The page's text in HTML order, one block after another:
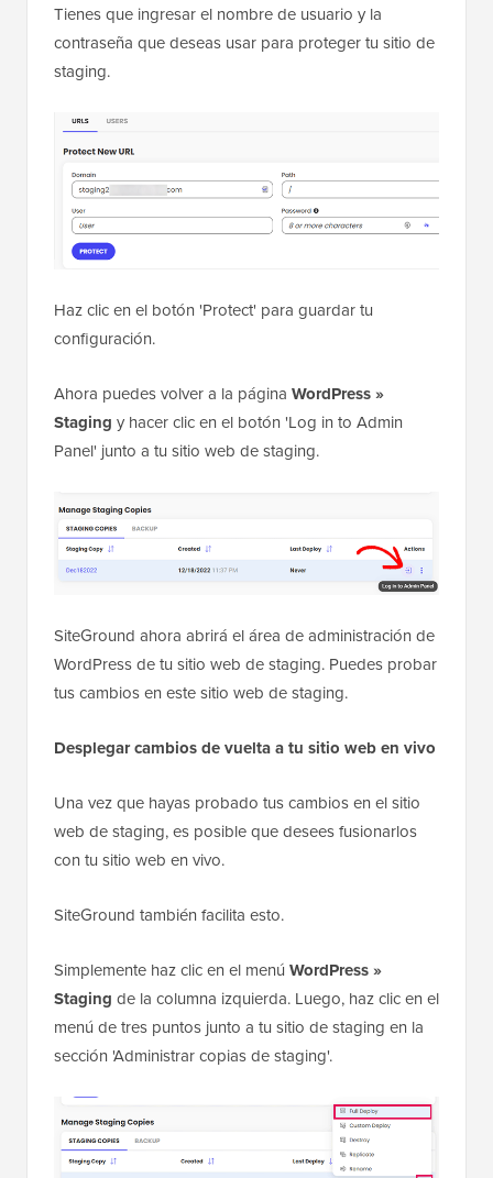
Tienes que ingresar el nombre de usuario y la
contraseña que deseas usar para proteger tu sitio de
staging.
Haz clic en el botón 'Protect' para guardar tu
configuración.
Ahora puedes volver a la página WordPress »
Staging y hacer clic en el botón 'Log in to Admin
Panel' junto a tu sitio web de staging.
SiteGround ahora abrirá el área de administración de
WordPress de tu sitio web de staging. Puedes probar
tus cambios en este sitio web de staging.
Desplegar cambios de vuelta a tu sitio web en vivo
Una vez que hayas probado tus cambios en el sitio
web de staging, es posible que desees fusionarlos
con tu sitio web en vivo.
SiteGround también facilita esto.
Simplemente haz clic en el menú WordPress »
Staging de la columna izquierda. Luego, haz clic en el
menú de tres puntos junto a tu sitio de staging en la
sección 'Administrar copias de staging'.